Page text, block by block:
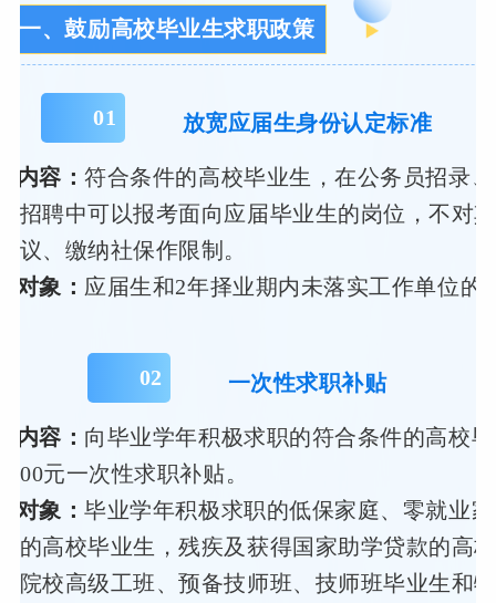
一、鼓励高校毕业生求职政策
01 放宽应届生身份认定标准
内容：符合条件的高校毕业生，在公务员招录
招聘中可以报考面向应届毕业生的岗位，不对
议、缴纳社保作限制。
对象： 应届生和2年择业期内未落实工作单位的
02 一次性求职补贴
内容： 向毕业学年积极求职的符合条件的高校
元一次性求职补贴。
对象：毕业学年积极求职的低保家庭、零就业
的高校毕业生，残疾及获得国家助学贷款的高
院校高级工班、预备技师班、技师班毕业生和